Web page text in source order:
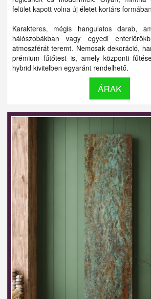
felület kapott volna új életet kortárs
Karakteres, mégis hangulatos darab,
hálószobákban vagy egyedi
atmoszférát teremt. Nemcsak dekoráció,
prémium fűtőtest is, amely központi
hybrid kivitelben egyaránt rendelhető.
ÁRAK